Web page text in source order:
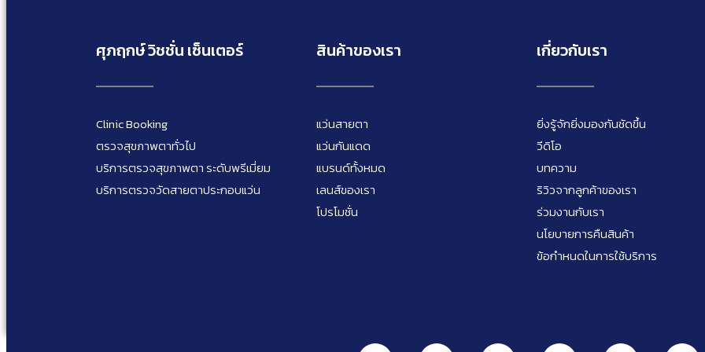
ศุภฤกษ์ วิชชั่น เซ็นเตอร์
Clinic Booking
ตรวจสุขภาพตาทั่วไป
บริการตรวจสุขภาพตา ระดับพรีเมี่ยม
บริการตรวจวัดสายตาประกอบแว่น
สินค้าของเรา
แว่นสายตา
แว่นกันแดด
แบรนด์ทั้งหมด
เลนส์ของเรา
โปรโมชั่น
เกี่ยวกับเรา
ยิ่งรู้จักยิ่งมองกันชัดขึ้น
วีดิโอ
บทความ
ริวิวจากลูกค้าของเรา
ร่วมงานกับเรา
นโยบายการคืนสินค้า
ข้อกำหนดในการใช้บริการ